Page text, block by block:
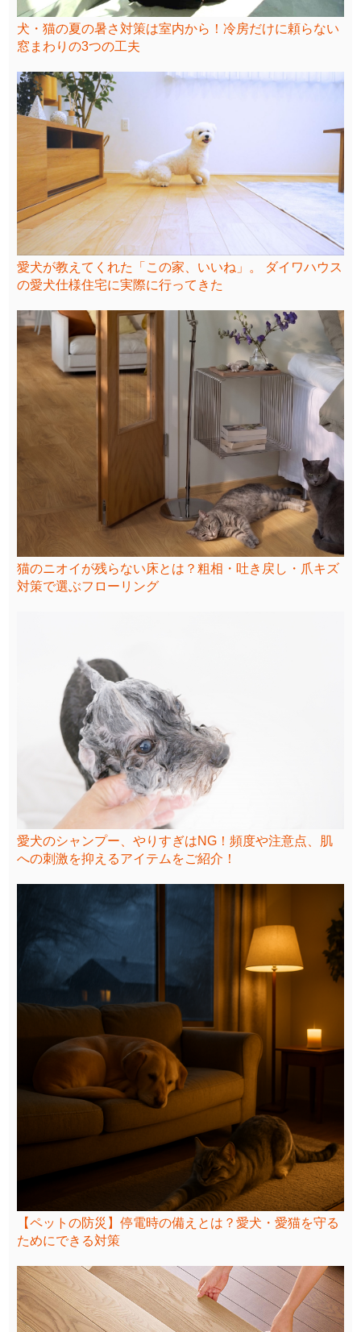
犬・猫の夏の暑さ対策は室内から！冷房だけに頼らない
窓まわりの3つの工夫
愛犬が教えてくれた「この家、いいね」。 ダイワハウス
の愛犬仕様住宅に実際に行ってきた
猫のニオイが残らない床とは？粗相・吐き戻し・爪キズ
対策で選ぶフローリング
愛犬のシャンプー、やりすぎはNG！頻度や注意点、肌
への刺激を抑えるアイテムをご紹介！
【ペットの防災】停電時の備えとは？愛犬・愛猫を守る
ためにできる対策